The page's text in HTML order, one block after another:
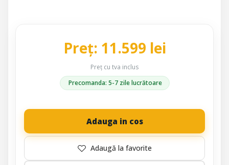
Preț: 11.599 lei
Preț cu tva inclus
Precomanda: 5-7 zile lucrătoare
Adauga in cos